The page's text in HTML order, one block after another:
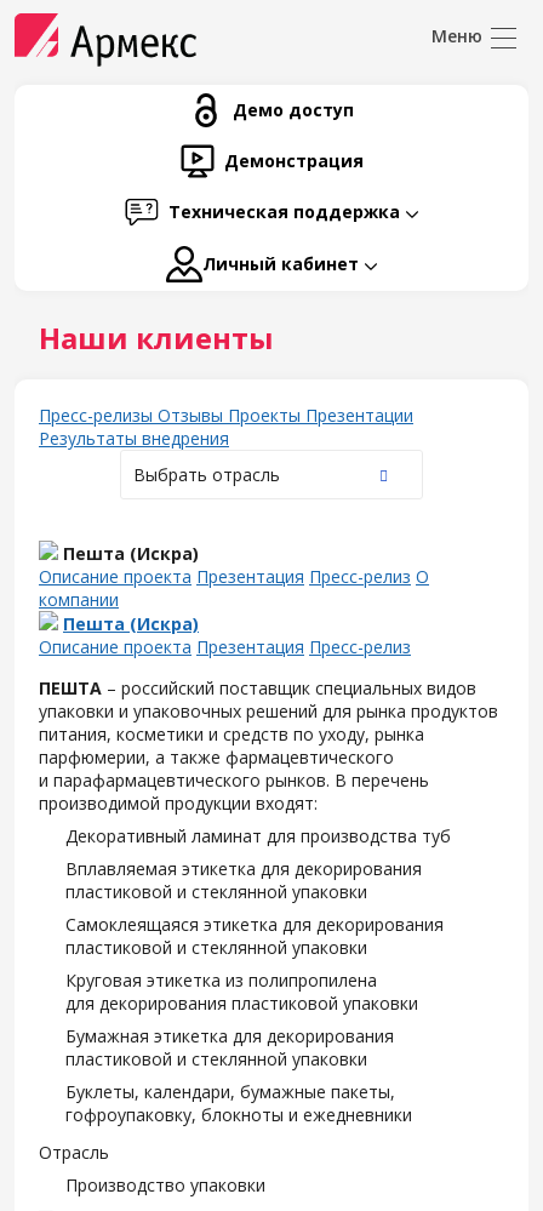
Демо доступ
Демонстрация
Техническая поддержка
Личный кабинет
Наши клиенты
Пресс-релизы Отзывы Проекты Презентации
Результаты внедрения
Выбрать отрасль
Пешта (Искра)
Описание проекта Презентация Пресс-релиз О
компании
Пешта (Искра)
Описание проекта Презентация Пресс-релиз
ПЕШТА – российский поставщик специальных видов
упаковки и упаковочных решений для рынка продуктов
питания, косметики и средств по уходу, рынка
парфюмерии, а также фармацевтического
и парафармацевтического рынков. В перечень
производимой продукции входят:
Декоративный ламинат для производства туб
Вплавляемая этикетка для декорирования
пластиковой и стеклянной упаковки
Самоклеящаяся этикетка для декорирования
пластиковой и стеклянной упаковки
Круговая этикетка из полипропилена
для декорирования пластиковой упаковки
Бумажная этикетка для декорирования
пластиковой и стеклянной упаковки
Буклеты, календари, бумажные пакеты,
гофроупаковку, блокноты и ежедневники
Отрасль
Производство упаковки